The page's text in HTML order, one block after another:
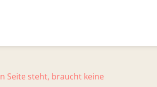
Seite steht, braucht keine